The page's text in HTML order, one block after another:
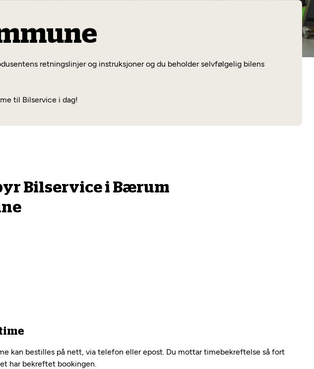
retningslinjer og instruksjoner og du beholder selvfølgelig bilens
til Bilservice i dag!
Bilservice i Bærum
kan bestilles på nett, via telefon eller epost. Du mottar timebekreftelse så fort
har bekreftet bookingen.